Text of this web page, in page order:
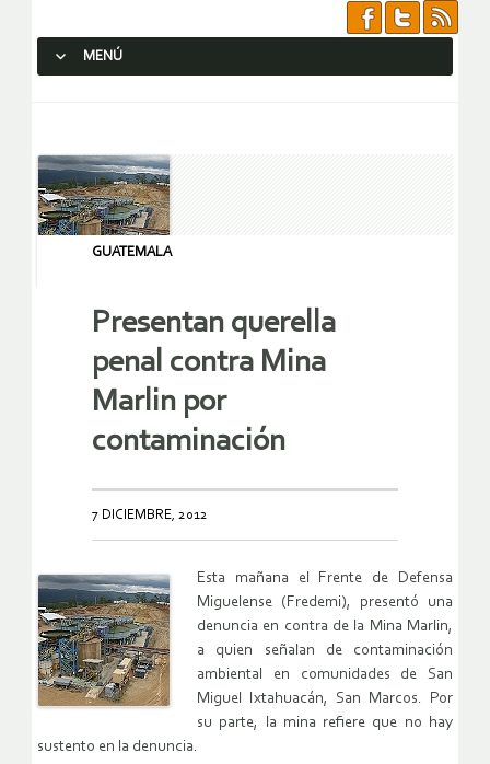
MENÚ
GUATEMALA
Presentan querella
penal contra Mina
Marlin por
contaminación
7 DICIEMBRE, 2012
Esta mañana el Frente de Defensa
Miguelense (Fredemi), presentó una
denuncia en contra de la Mina Marlin,
a quien señalan de contaminación
ambiental en comunidades de San
Miguel Ixtahuacán, San Marcos. Por
su parte, la mina refiere que no hay
sustento en la denuncia.